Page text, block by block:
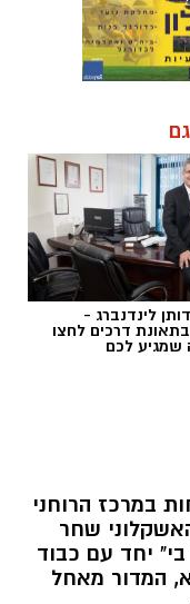
לינדנברג -
דרכים לחצו
שמגיע לכם
במרכז הרוחני
שחר
יחד עם כבוד
המדור מאחל